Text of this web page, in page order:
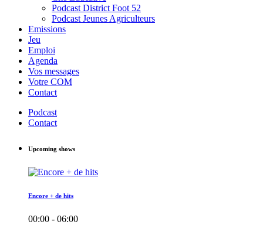
Podcast District Foot 52
Podcast Jeunes Agriculteurs
Emissions
Jeu
Emploi
Agenda
Vos messages
Votre COM
Contact
Podcast
Contact
Upcoming shows
Encore + de hits
00:00 - 06:00